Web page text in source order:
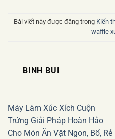
Bài viết này được đăng trong Kiến
waffle
BINH BUI
Máy Làm Xúc Xích Cuộn
Trứng Giải Pháp Hoàn Hảo
Cho Món Ăn Vặt Ngon, Bổ, Rẻ